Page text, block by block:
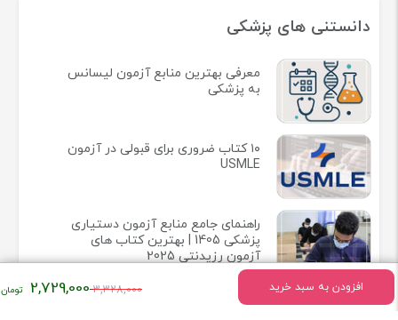
افزودن به سبد خرید 3,328,000قیمت
2,729,000
دانستنی های پزشکی
معرفی بهترین منابع آزمون لیسانس
به پزشکی
۱۰ کتاب ضروری برای قبولی در آزمون
USMLE
راهنمای جامع منابع آزمون دستیاری
پزشکی 1405 | بهترین کتاب های
آزمون رزیدنتی 2025